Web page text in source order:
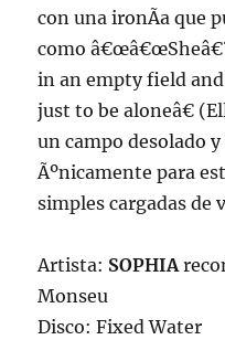
con una ironÃ­a que
como
in an empty field
just to be aloneâ€
un campo desolado
Ãºnicamente para
simples cargadas de
Artista: SOPHIA
Monseu
Disco: Fixed Water